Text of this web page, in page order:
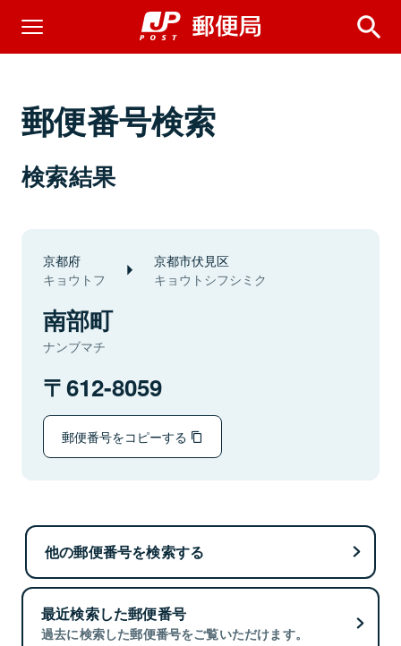
郵便番号検索
検索結果
京都府
キョウトフ
京都市伏見区
キョウトシフシミク
南部町
ナンブマチ
612-8059
郵便番号をコピーする
他の郵便番号を検索する
最近検索した郵便番号
過去に検索した郵便番号をご覧いただけます。